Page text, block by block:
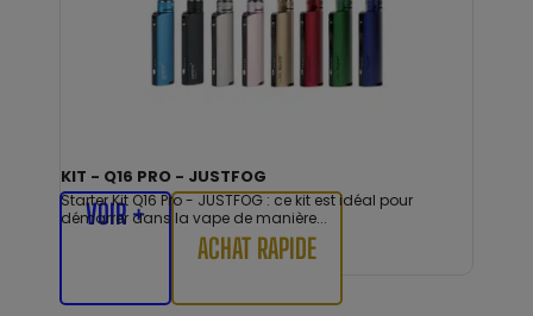
KIT - Q16 PRO - JUSTFOG
Starter Kit Q16 Pro - JUSTFOG : ce kit est idéal pour
démarrer dans la vape de manière...
VOIR +
ACHAT RAPIDE